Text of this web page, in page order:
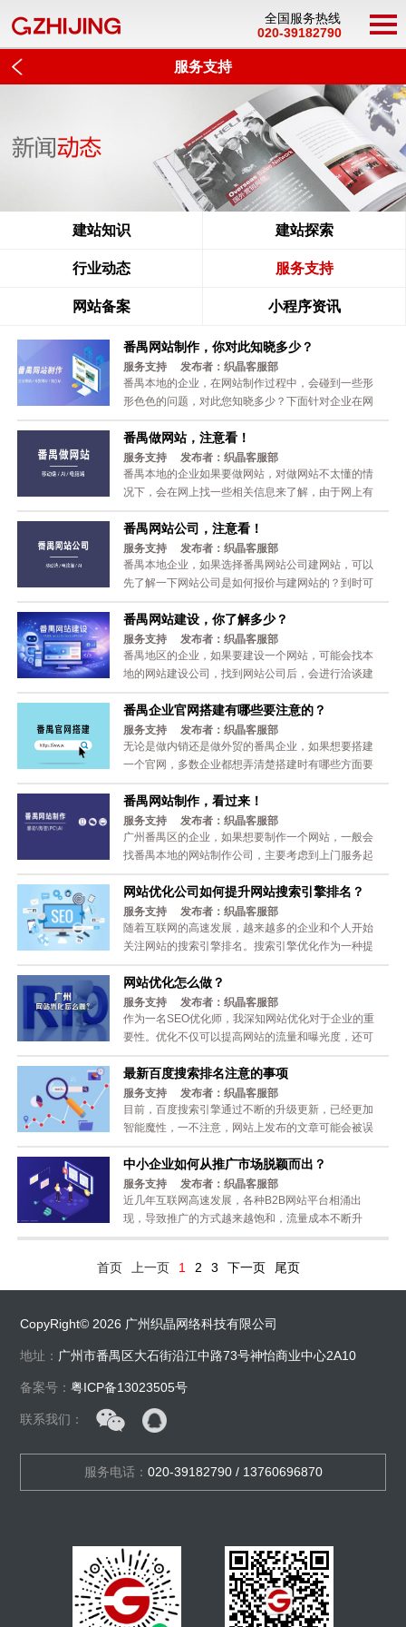
全国服务热线
020-39182790
服务支持
建站知识 建站探索
行业动态 服务支持
网站备案 小程序资讯
番禺网站制作，你对此知晓‌多少？
服务支持 发布者：织晶客服部
番禺本地的企业，在网站制作过程中，会碰到一些形
形色色的问题，对此您知晓多少？下面针对企业在网
站制作中经常遇到的问题，做了一些列举，让大家少
踩坑，跟着往下看！ 1. 网站公司选择 建议选择番禺本
地的网站制作公司，因为本地的网站公司沟通起来方
便，太远的只能通过手机来沟通，很难确定对方是否
说的真话。在选择番禺网站公司上，首先要选择具有
技术能力的公司，而不是外包的...
番禺做网站，注意看！
服务支持 发布者：织晶客服部
番禺本地的企业如果要做网站，对做网站不太懂的情
况下，会在网上找一些相关信息来了解，由于网上有
些信息没有太强的针对性，下面织晶网络针对番禺做
网站展开详细介绍一下，希望能帮到您！ 一、选择网
站公司 1.优先选择本地的 因为番禺本地的网站公司面
谈方便，外地的网站公司面谈成本太大，如果在微信
或电话中直接谈合作，避免不了网站公司夸大、隐
瞒、诱导甚至欺骗等。 ...
番禺网站公司，注意看！
服务支持 发布者：织晶客服部
番禺本地企业，如果选择番禺网站公司建网站，可以
先了解一下网站公司是如何报价与建网站的？到时可
以更好地配合网站建设。下面是番禺网站公司的相关
介绍，跟着往下看！ 一、如何找番禺网站公司？ 1. 通
过搜索引擎查找 搜索中文建站公司，建议用必应搜
索：https://cn.bing.com/ 搜索外贸建站公司，可以用
谷歌搜索（需要科学上网工具...
番禺网站建设，你了解多少？
服务支持 发布者：织晶客服部
番禺地区的企业，如果要建设一个网站，可能会找本
地的网站建设公司，找到网站公司后，会进行洽谈建
网站事宜。那么，针对番禺网站建设，您究竟了解有
多少？ 一、考察网站公司 1.专业性 主要看网站建设公
司的建站能力，是否长期做网站的，是否把网站建设
当作主营业务。 2.报价是否合理 一般模板网站报价在
2000~5000元，仿制网站报价在35...
番禺企业官网搭建有哪些要注意的？
服务支持 发布者：织晶客服部
无论是做内销还是做外贸的番禺企业，如果想要搭建
一个官网，多数企业都想弄清楚搭建时有哪些方面要
注意的，避免被坑。下面针对番禺企业官网搭建，列
举一些重要的注意事项，希望能帮助到您。跟着往下
看！ 1.官网看起来要官方且有专业性 企业官网的官方
属性能给访客带来信任基础，提升网站的权威性，显
然，在数字化生态中，这种特性已成为企业官网的关
键因素。 企业官网的专业性能...
番禺网站制作，看过来！
服务支持 发布者：织晶客服部
广州番禺区的企业，如果想要制作一个网站，一般会
找番禺本地的网站制作公司，主要考虑到上门服务起
来方便，面谈容易。下面为大家解说一下番禺网站制
作的步骤，看过来！ 一、确定网站的用途 1.给一些潜
在客户展示 为了拓展企业的业务，增加订单，往往需
要制作一个网站给潜在客户访问，网站上主要展示产
品或服务信息，辅助提高销售量。 2.给一些代理商展
示 ...
网站优化公司如何提升网站搜索引擎排名？
服务支持 发布者：织晶客服部
随着互联网的高速发展，越来越多的企业和个人开始
关注网站的搜索引擎排名。搜索引擎优化作为一种提
高网站在搜索引擎中排名的方法，已经成为了网络营
销的重要手段。本文将为您详细介绍网站优化的基本
技巧，帮助您提升网站的搜索引擎排名，吸引更多的
潜在客户。 一、了解搜索引擎工作原理 在进行网站优
化之前，我们需要先了解搜索引擎的工作原理。搜索
引擎主要通过抓取网页内容、分...
网站优化怎么做？
服务支持 发布者：织晶客服部
作为一名SEO优化师，我深知网站优化对于企业的重
要性。优化不仅可以提高网站的流量和曝光度，还可
以提升品牌知名度和用户体验。那么，网站优化具体
怎么做呢?本文将从以下几个方面进行介绍。 1、关键
词优化 关键词优化是网站优化的核心内容，它是指在
网站的标题、内容、图片、链接等各个方面使用合适
的关键词，以提高网站在搜索引擎中的排名。在进行
关键词优化...
最新百度搜索排名注意的事项
服务支持 发布者：织晶客服部
目前，百度搜索引擎通过不断的升级更新，已经更加
智能魔性，一不注意，网站上发布的文章可能会被误
判为作弊行为，所以，在网站上发布信息时，要尽量
留意关键词堆砌和重复内容等。如在关键词堆砌方
面，百度搜索引擎很快就能识别出来，然后很快对网
站排名进行打压下降，如果您修改了关键词堆砌，网
站的排名很快又得到了恢复。 如果您发布的个别文章
中由于给访客更清晰的解释与阐述，不由地个别内容...
中小企业如何从推广市场脱颖而出？
服务支持 发布者：织晶客服部
近几年互联网高速发展，各种B2B网站平台相涌出
现，导致推广的方式越来越饱和，流量成本不断升
⾼，获客越来越来的难。 但是私域增长迅速，越来越
要具备什么呢，这段闲暇时间小编跟做闲鱼的朋友聊
起他是如何定位在私域里做个人ip的。 1、内容流量重
首页 上一页 1 2 3 下一页 尾页
CopyRight© 2026 广州织晶网络科技有限公司
地址： 广州市番禺区大石街沿江中路73号神怡商业中心2A10
备案号：粤ICP备13023505号
联系我们：
服务电话： 020-39182790 / 13760696870